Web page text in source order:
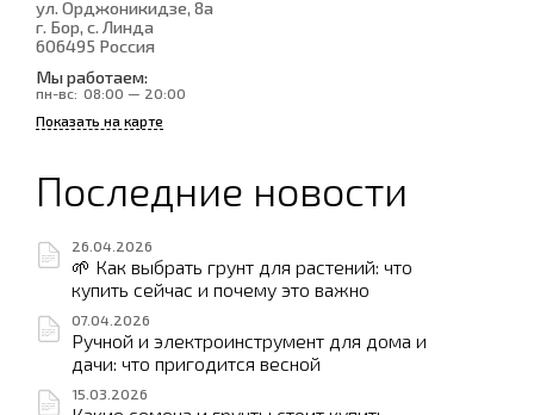
ул. Орджоникидзе, 8а
г. Бор, с. Линда
606495 Россия
Мы работаем:
пн-вс: 08:00 — 20:00
Показать на карте
Последние новости
26.04.2026
🌱 Как выбрать грунт для растений: что
купить сейчас и почему это важно
07.04.2026
Ручной и электроинструмент для дома и
дачи: что пригодится весной
15.03.2026